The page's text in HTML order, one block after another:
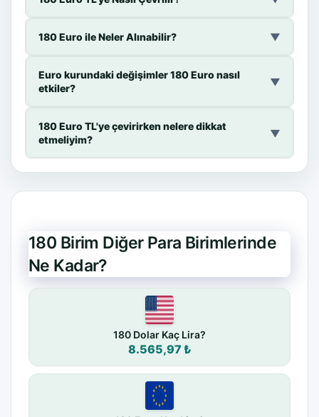
180 Euro ile Neler Alınabilir? ▼
Euro kurundaki değişimler 180 Euro nasıl
etkiler?
▼
180 Euro TL'ye çevirirken nelere dikkat
etmeliyim?
▼
180 Birim Diğer Para Birimlerinde
Ne Kadar?
180 Dolar Kaç Lira?
8.565,97 ₺